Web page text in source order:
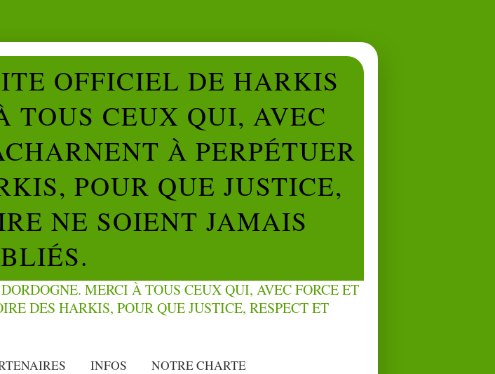
OFFICIEL DE HARKIS
TOUS CEUX QUI, AVEC
À PERPÉTUER
POUR QUE JUSTICE,
NE SOIENT JAMAIS
INFOS NOTRE CHARTE